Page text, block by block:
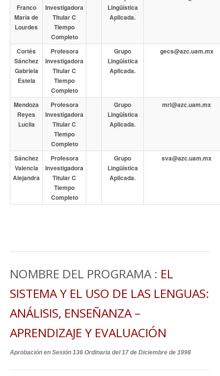
Franco
María de
Lourdes
Investigadora
Titular C
Tiempo
Completo
Lingüística
Aplicada.
Cortés
Sánchez
Gabriela
Estela
Profesora
Investigadora
Titular C
Tiempo
Completo
Grupo
Lingüística
Aplicada.
gecs@azc.uam.mx
Mendoza
Reyes
Lucila
Profesora
Investigadora
Titular C
Tiempo
Completo
Grupo
Lingüística
Aplicada.
mrl@azc.uam.mx
Sánchez
Valencia
Alejandra
Profesora
Investigadora
Titular C
Tiempo
Completo
Grupo
Lingüística
Aplicada.
sva@azc.uam.mx
NOMBRE DEL PROGRAMA : EL
SISTEMA Y EL USO DE LAS LENGUAS:
ANÁLISIS, ENSEÑANZA –
APRENDIZAJE Y EVALUACIÓN
Aprobación en Sesión 136 Ordinaria del 17 de Diciembre de 1998